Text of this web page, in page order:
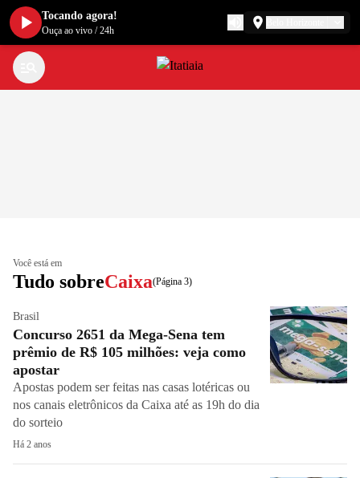
Você está em
Tudo sobreCaixa(Página 3)
Brasil
Concurso 2651 da Mega-Sena tem
prêmio de R$ 105 milhões: veja como
apostar
Apostas podem ser feitas nas casas lotéricas ou
nos canais eletrônicos da Caixa até as 19h do dia
do sorteio
Há 2 anos
Tocando agora!
Ouça ao vivo /24h